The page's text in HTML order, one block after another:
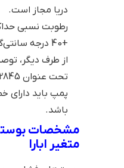
دریا مجاز است.
+40 درجه سانتی‌گراد مجاز است.
از طرف دیگر،
پمپ باید دارای
باشد.
مشخصات
متغیر ابارا